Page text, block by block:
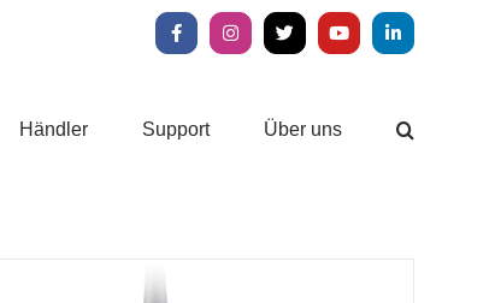
FacebookInstagram
X YouTubeLinkedIn
Händler Support Über uns